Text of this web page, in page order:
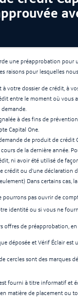
une préapprobation pour
raisons pour lesquelles
à votre dossier de crédit, à
entre le moment où vous
à des fins de
Capital One.
de produit de crédit
cours de la dernière année.
ni avoir été utilisé de
crédit ou d’une déclaration
Dans certains
pourrons pas ouvrir de
identité ou si vous ne
offres de préapprobation,
déposée et Vérif Éclair
cercles sont des marques
fourni à titre informatif et
matière de placement ou